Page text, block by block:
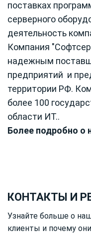
поставках
серверного
деятельность
Компания
надежным
предприятий и
территории РФ.
более 100
области ИТ..
Более подробно о
КОНТАКТЫ И
Узнайте больше о
клиенты и почему